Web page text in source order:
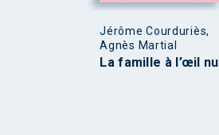
Jérôme Courduriès,
Agnès Martial
La famille à l’œil nu